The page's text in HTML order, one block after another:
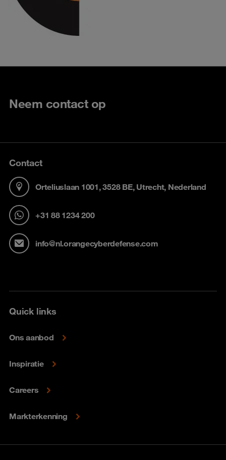
Neem contact op
Contact
Orteliuslaan 1001, 3528 BE, Utrecht, Nederland
+31 88 1234 200
info@nl.orangecyberdefense.com
Quick links
Ons aanbod
Inspiratie
Careers
Markterkenning